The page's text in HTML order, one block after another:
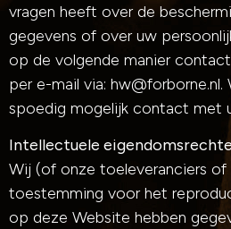
vragen heeft over de
gegevens of over uw
op de volgende manier
per e-mail via: hw@forborne.nl.
spoedig mogelijk contact met
Intellectuele
Wij (of onze toeleveranciers of
toestemming voor het
op deze Website hebben